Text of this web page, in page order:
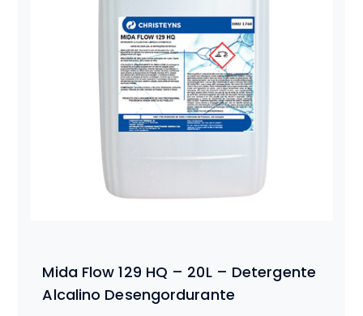
Mida Flow 129 HQ – 20L – Detergente
Alcalino Desengordurante